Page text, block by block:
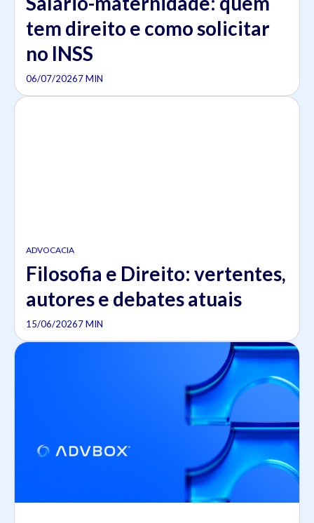
tem direito e como solicitar
no INSS
06/07/20267 MIN
ADVOCACIA
Filosofia e Direito: vertentes,
autores e debates atuais
15/06/20267 MIN